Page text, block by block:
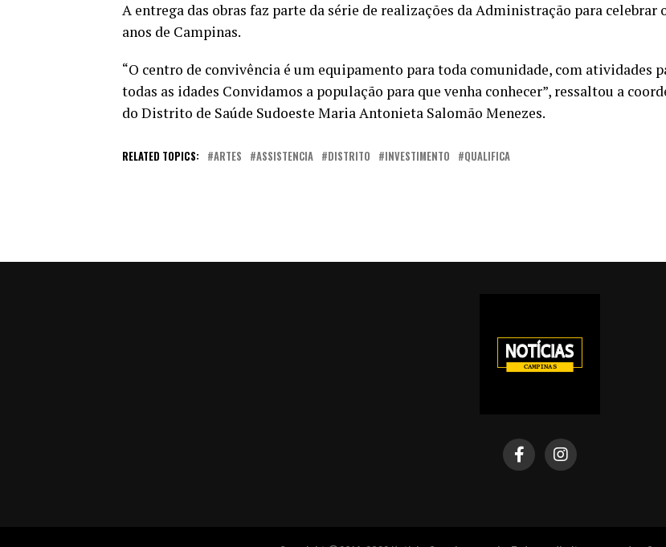
A entrega das obras faz parte da série de realizações da Administração para celebrar
anos de Campinas.
“O centro de convivência é um equipamento para toda comunidade, com atividades
todas as idades Convidamos a população para que venha conhecer”, ressaltou a
do Distrito de Saúde Sudoeste Maria Antonieta Salomão Menezes.
RELATED TOPICS: ARTES ASSISTENCIA DISTRITO INVESTIMENTO QUALIFICA